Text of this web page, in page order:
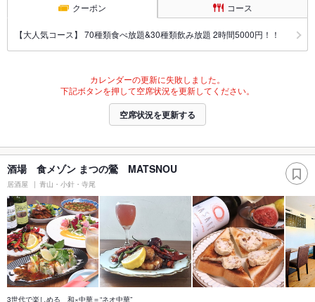
クーポン コース
【大人気コース】 70種類食べ放題&30種類飲み放題 2時間5000円！！
カレンダーの更新に失敗しました。
下記ボタンを押して空席状況を更新してください。
空席状況を更新する
酒場 食メゾン まつの鶯 MATSNOU
居酒屋 青山・小針・寺尾
3世代で楽しめる 和×中華＝“ネオ中華”